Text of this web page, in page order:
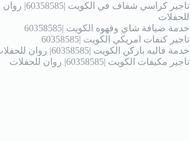
تاجير كراسي شفاف في الكويت |60358585| روان
للحفلات
خدمة ضيافة شاي وقهوه الكويت |60358585
تاجير كنفات امريكي الكويت |60358585
خدمة فاليه باركن الكويت |60358585| روان للحفلات
تاجير مكيفات الكويت |60358585| روان للحفلات